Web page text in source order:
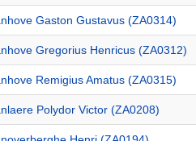
Gaston Gustavus (ZA0314)
Gregorius Henricus (ZA0312)
Remigius Amatus (ZA0315)
Polydor Victor (ZA0208)